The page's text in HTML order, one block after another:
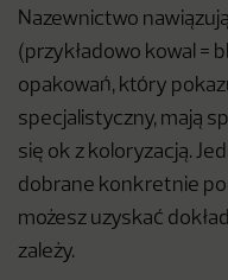
Nazewnictwo
(przykładowo kowal =
opakowań, który
specjalistyczny, mają
się ok z koloryzacją.
dobrane konkretnie
możesz uzyskać
zależy.